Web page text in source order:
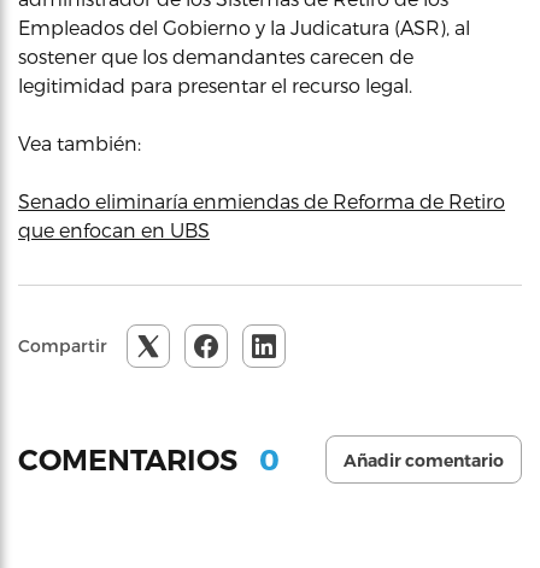
Empleados del Gobierno y la Judicatura (ASR), al
sostener que los demandantes carecen de
legitimidad para presentar el recurso legal.
Vea también:
Senado eliminaría enmiendas de Reforma de Retiro
que enfocan en UBS
Compartir
COMENTARIOS 0 Añadir comentario